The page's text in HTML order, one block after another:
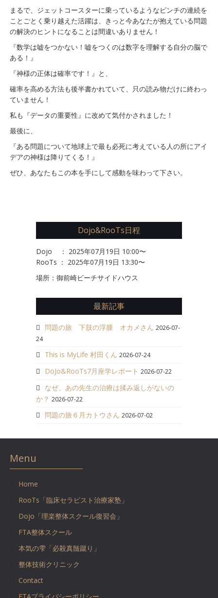
まるで、ジェットコースターに乗っているようなピンチの連続を
ことごとく乗り越えた活躍は、きっと今あなたが抱えている問題
の解決のヒントになることは間違いありません！
『数学は嘘をつかない！嘘をつくのは数字を理解する自分の脳で
ある！』
『神様の正体は確率です！』と、
確率を高める方法も後半書かれていて、只の読み物だけに終わっ
ていません！
私も『データの重要性』に改めて気付かされました！
最後に、
『ある問題について地球上で最も必死に考えている人の所にアイ
デアの神様は降りてくる！』
ぜひ、あなたもこの本を手にして感動を味わって下さい。
Dojo&RooTs日程
Dojo ： 2025年07月19日 10:00〜
RooTs ： 2025年07月19日 13:30〜
場所：御前崎ビーチサイドハウス
最新記事
問題の旅 下肢の浮腫 オカメさん 2026-07-
24
This is MyLife 村田くん 2026-07-24
DoJo&RooTs7月座学レポート 2026-07-22
なぜ、あの先生の治療は揉み返しがないの
か？ 2026-07-22
問題の旅６月カトウさん 2026-07-02
Menu
Home
RooTs「臨床セラピスト治療家塾」
Dojo「理楽整体スクール復習会」
FTA整体スクール
本気の雫「必殺真髄蹴り」
整体技術クリニック
Contact